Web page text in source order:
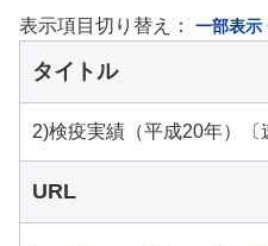
表示項目切り替え： 一部表示
タイトル
2)検疫実績（平成20年）〔
URL